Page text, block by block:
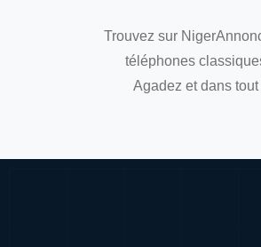
Trouvez sur
téléphones
Agadez et dans